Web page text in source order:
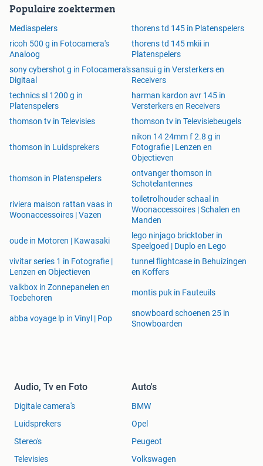
Populaire zoektermen
Mediaspelers
thorens td 145 in Platenspelers
ricoh 500 g in Fotocamera's
Analoog
thorens td 145 mkii in
Platenspelers
sony cybershot g in Fotocamera's
Digitaal
sansui g in Versterkers en
Receivers
technics sl 1200 g in
Platenspelers
harman kardon avr 145 in
Versterkers en Receivers
thomson tv in Televisies
thomson tv in Televisiebeugels
thomson in Luidsprekers
nikon 14 24mm f 2.8 g in
Fotografie | Lenzen en
Objectieven
thomson in Platenspelers
ontvanger thomson in
Schotelantennes
riviera maison rattan vaas in
Woonaccessoires | Vazen
toiletrolhouder schaal in
Woonaccessoires | Schalen en
Manden
oude in Motoren | Kawasaki
lego ninjago bricktober in
Speelgoed | Duplo en Lego
vivitar series 1 in Fotografie |
Lenzen en Objectieven
tunnel flightcase in Behuizingen
en Koffers
valkbox in Zonnepanelen en
Toebehoren
montis puk in Fauteuils
abba voyage lp in Vinyl | Pop
snowboard schoenen 25 in
Snowboarden
Audio, Tv en Foto
Digitale camera's
Luidsprekers
Stereo's
Televisies
Auto's
BMW
Opel
Peugeot
Volkswagen